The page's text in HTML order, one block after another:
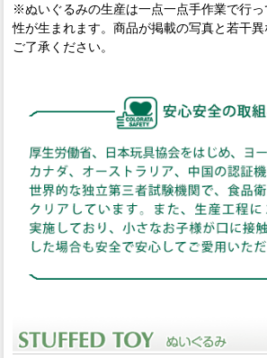
※ぬいぐるみの生産は一点一点手作業で行
性が生まれます。商品が掲載の写真と若干
ご了承ください。